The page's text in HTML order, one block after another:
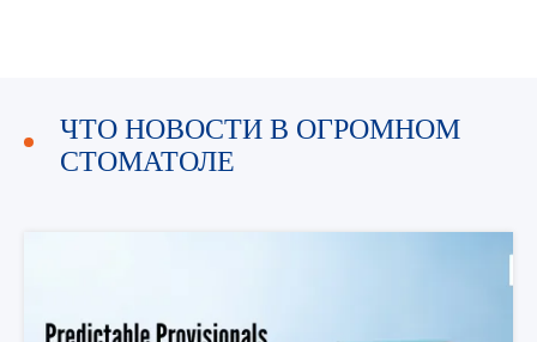
ЧТО НОВОСТИ В ОГРОМНОМ
СТОМАТОЛЕ